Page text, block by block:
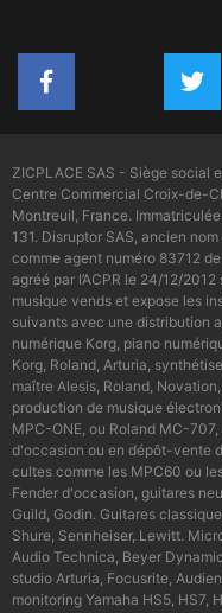
ZICPLACE SAS - Siège social
Centre Commercial Croix-de-
Montreuil, France.
131. Disruptor SAS, ancien
comme agent numéro 83712
agréé par l’ACPR le 24/12/
musique vends et expose les
suivants avec une distribution
numérique Korg, piano
Korg, Roland, Arturia,
maître Alesis, Roland,
production de musique
MPC-ONE, ou Roland MC-
d'occasion ou en dépôt-vente
cultes comme les MPC60 ou
Fender d'occasion, guitares
Guild, Godin. Guitares
Shure, Sennheiser, Lewitt.
Audio Technica, Beyer
studio Arturia, Focusrite,
monitoring Yamaha HS5, HS7,